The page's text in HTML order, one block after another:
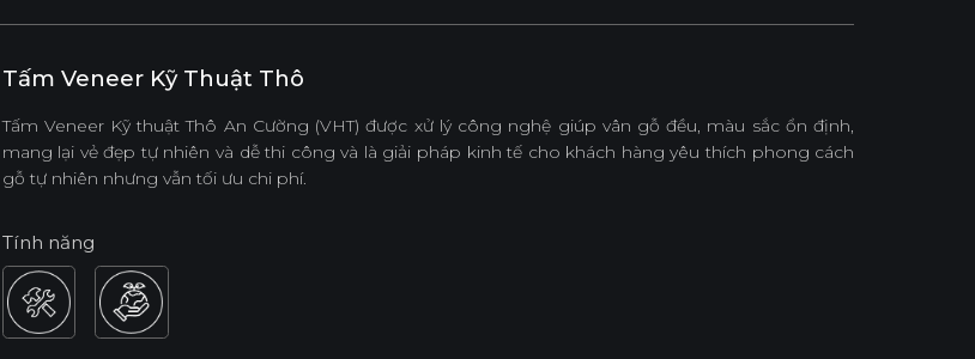
Tấm Veneer Kỹ Thuật Thô
Tấm Veneer Kỹ thuật Thô An Cường (VHT) được xử lý công nghệ giúp vân gỗ đều, màu sắc ổn định,
mang lại vẻ đẹp tự nhiên và dễ thi công và là giải pháp kinh tế cho khách hàng yêu thích phong cách
gỗ tự nhiên nhưng vẫn tối ưu chi phí.
Tính năng